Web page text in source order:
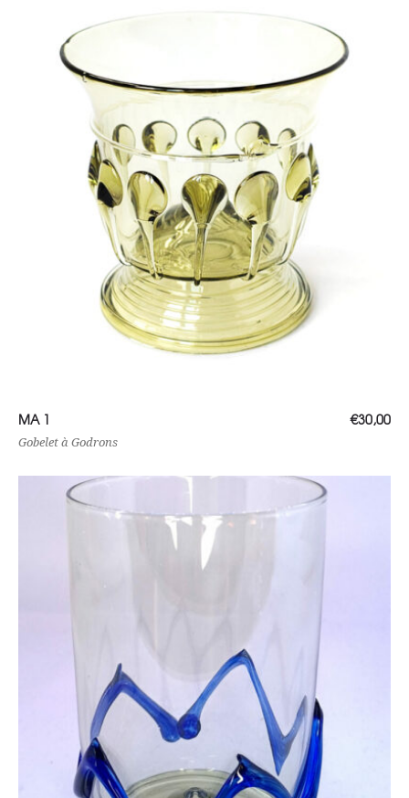
MA 1 €30,00
Gobelet à Godrons